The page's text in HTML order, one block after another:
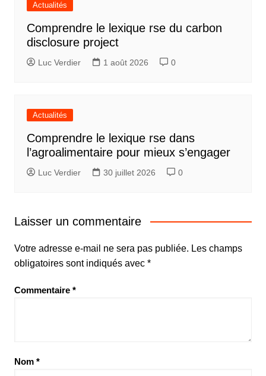
Actualités
Comprendre le lexique rse du carbon
disclosure project
Luc Verdier 1 août 2026 0
Actualités
Comprendre le lexique rse dans
l’agroalimentaire pour mieux s’engager
Luc Verdier 30 juillet 2026 0
Laisser un commentaire
Votre adresse e-mail ne sera pas publiée. Les champs
obligatoires sont indiqués avec *
Commentaire *
Nom *